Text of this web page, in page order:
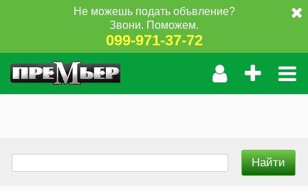
Не можешь подать объвление?
Звони. Поможем.
099-971-37-72